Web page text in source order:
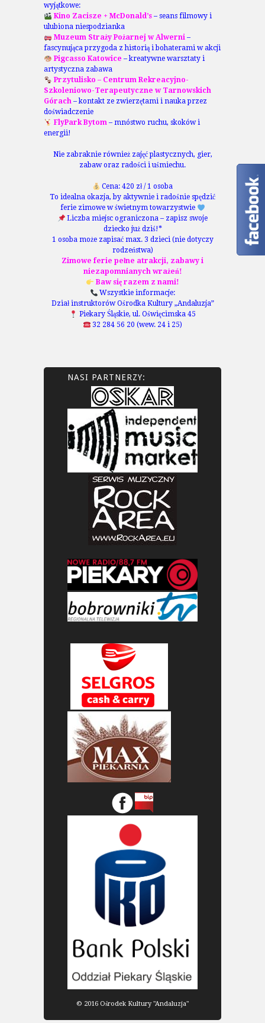
wyjątkowe:
Kino Zacisze + McDonald’s– seans filmowy i
ulubiona niespodzianka
Muzeum Straży Pożarnej w Alwerni –
fascynująca przygoda z historią i bohaterami w akcji
Pigcasso Katowice – kreatywne warsztaty i
artystyczna zabawa
Przytulisko – Centrum Rekreacyjno-
Szkoleniowo-Terapeutyczne w Tarnowskich
Górach – kontakt ze zwierzętami i nauka przez
doświadczenie
FlyPark Bytom – mnóstwo ruchu, skoków i
energii!
Nie zabraknie również zajęć plastycznych, gier,
zabaw oraz radości i uśmiechu.
Cena: 420 zł / 1 osoba
To idealna okazja, by aktywnie i radośnie spędzić
ferie zimowe w świetnym towarzystwie
Liczba miejsc ograniczona – zapisz swoje
dziecko już dziś!*
1 osoba może zapisać max. 3 dzieci (nie dotyczy
rodzeństwa)
Zimowe ferie pełne atrakcji, zabawy i
niezapomnianych wrażeń!
Baw się razem z nami!
Wszystkie informacje:
Dział instruktorów Ośrodka Kultury „Andaluzja”
Piekary Śląskie, ul. Oświęcimska 45
32 284 56 20 (wew. 24 i 25)
NASI PARTNERZY:
© 2016 Ośrodek Kultury "Andaluzja"